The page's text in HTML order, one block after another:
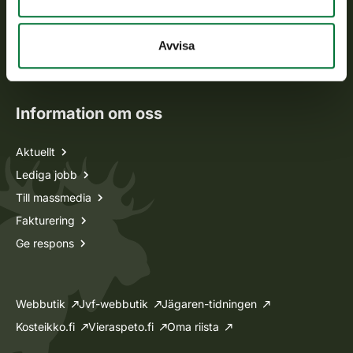
Avvisa
Jaktkort
Ansökan om licenser och dispenser
Information om oss
Aktuellt
Lediga jobb
Till massmedia
Fakturering
Ge respons
Webbutik Jvf-webbutik
Jägaren-tidningen
Kosteikko.fi
Vieraspeto.fi Oma riista